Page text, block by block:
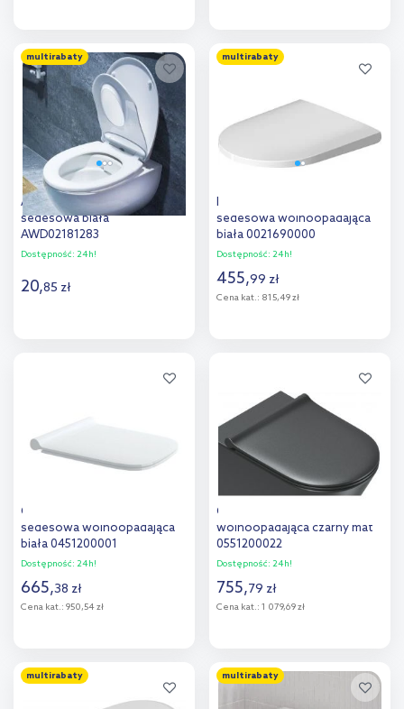
Dodaj do
porównania
Dodaj do
porównania
multirabaty
AWD Interior nakładka
sedesowa biała
AWD02181283
Dostępność: 24h!
20,85 zł
multirabaty
Duravit D-Neo deska
sedesowa wolnoopadająca
biała 0021690000
Dostępność: 24h!
455,99 zł
Cena kat.: 815,49 zł
porównania
Catalano Green deska
sedesowa wolnoopadająca
biała 0451200001
Dostępność: 24h!
665,38 zł
Cena kat.: 950,54 zł
Dodaj do
Catalano deska sedesowa
wolnoopadająca czarny mat
0551200022
Dostępność: 24h!
755,79 zł
Cena kat.: 1 079,69 zł
Dodaj do
multirabaty multirabaty